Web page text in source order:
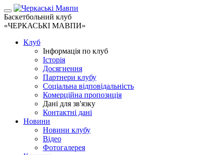
Баскетбольний клуб
«ЧЕРКАСЬКІ МАВПИ»
Клуб
Інформація по клуб
Історія
Досягнення
Партнери клубу
Соціальна відповідальність
Комерційна пропозиція
Дані для зв'язку
Контактні дані
Новини
Новини клубу
Відео
Фотогалерея